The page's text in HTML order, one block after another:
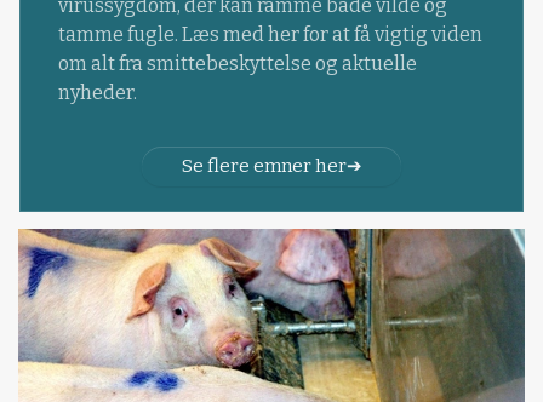
virussygdom, der kan ramme både vilde og
tamme fugle. Læs med her for at få vigtig viden
om alt fra smittebeskyttelse og aktuelle
nyheder.
Se flere emner her